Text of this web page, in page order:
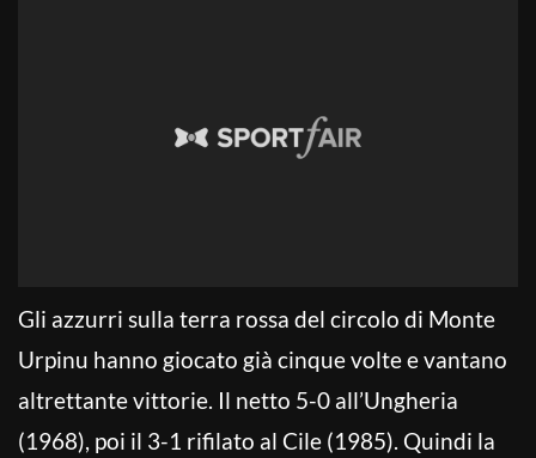
Gli azzurri sulla terra rossa del circolo di Monte
Urpinu hanno giocato già cinque volte e vantano
altrettante vittorie. Il netto 5-0 all’Ungheria
(1968), poi il 3-1 rifilato al Cile (1985). Quindi la